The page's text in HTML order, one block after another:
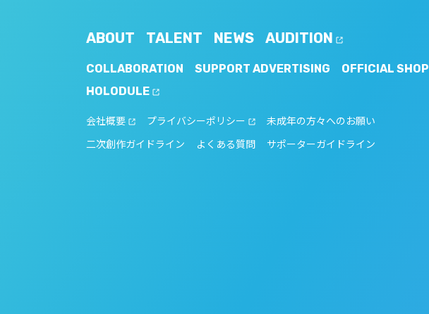
ABOUT TALENT NEWS AUDITION
COLLABORATION SUPPORT ADVERTISING
OFFICIAL SHOP
HOLODULE
会社概要 プライバシーポリシー
未成年の方々へのお願い
二次創作ガイドライン
よくある質問 サポーターガイドライン